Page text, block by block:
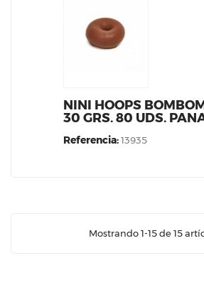
NINI HOOPS
30 GRS. 80 UDS.
Referencia:13935
Mostrando 1-15 de 15